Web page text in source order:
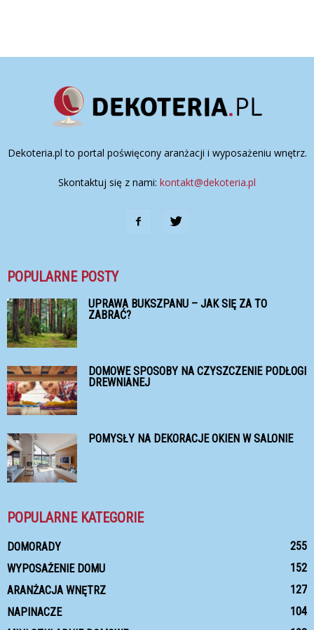
Dekoteria.pl to portal poświęcony aranżacji i wyposażeniu wnętrz.
Skontaktuj się z nami: kontakt@dekoteria.pl
POPULARNE POSTY
UPRAWA BUKSZPANU – JAK SIĘ ZA TO
ZABRAĆ?
DOMOWE SPOSOBY NA CZYSZCZENIE PODŁOGI
DREWNIANEJ
POMYSŁY NA DEKORACJE OKIEN W SALONIE
POPULARNE KATEGORIE
DOMORADY
255
WYPOSAŻENIE DOMU
152
ARANŻACJA WNĘTRZ
127
NAPINACZE
104